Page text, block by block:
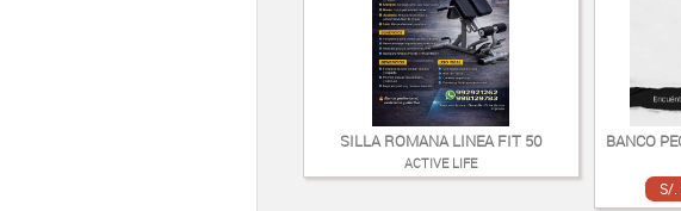
SILLA ROMANA LINEA FIT 50
ACTIVE LIFE
BANCO
S/